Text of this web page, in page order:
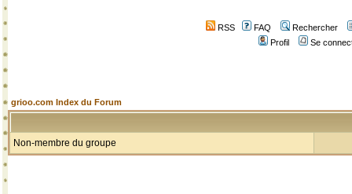
RSS FAQ
Rechercher
Profil
Se
grioo.com Index du Forum
Non-membre du groupe